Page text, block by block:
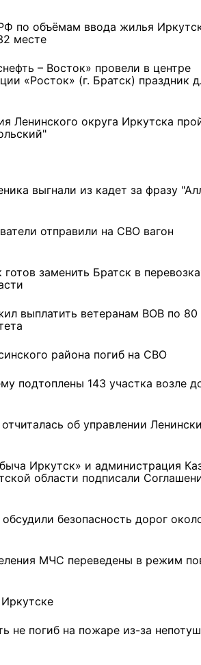
детского
фестиваль "Вива Авиа!"
10 фото
по объёмам ввода жилья
месте
– Восток» провели в центре
«Росток» (г. Братск) праздник
Ленинского округа Иркутска
выгнали из кадет за фразу
отправили на СВО вагон
заменить Братск в
выплатить ветеранам ВОВ по 80
района погиб на СВО
подтоплены 143 участка возле
об управлении
Иркутск» и администрация
области подписали
безопасность дорог
МЧС переведены в режим
не погиб на пожаре из-за